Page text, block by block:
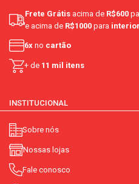
Frete Grátis acima de R$600
e acima de R$1000 para
6x no cartão
+ de 11 mil itens
INSTITUCIONAL
Sobre nós
Nossas lojas
Fale conosco